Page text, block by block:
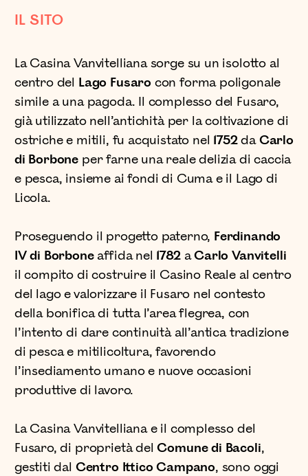
IL SITO
La Casina Vanvitelliana sorge su un isolotto al
centro del Lago Fusaro con forma poligonale
simile a una pagoda. Il complesso del Fusaro,
già utilizzato nell’antichità per la coltivazione di
ostriche e mitili, fu acquistato nel 1752daCarlo
di Borbone per farne una reale delizia di caccia
e pesca, insieme ai fondi di Cuma e il Lago di
Licola.
Proseguendo il progetto paterno, Ferdinando
IV di Borboneaffida nel 1782 aCarlo Vanvitelli
il compito di costruire il Casino Reale al centro
del lago e valorizzare il Fusaro nel contesto
della bonifica di tutta l’area flegrea, con
l’intento di dare continuità all’antica tradizione
di pesca e mitilicoltura, favorendo
l’insediamento umano e nuove occasioni
produttive di lavoro.
La Casina Vanvitelliana e il complesso del
Fusaro, di proprietà delComune di Bacoli,
gestiti dal Centro Ittico Campano, sono oggi